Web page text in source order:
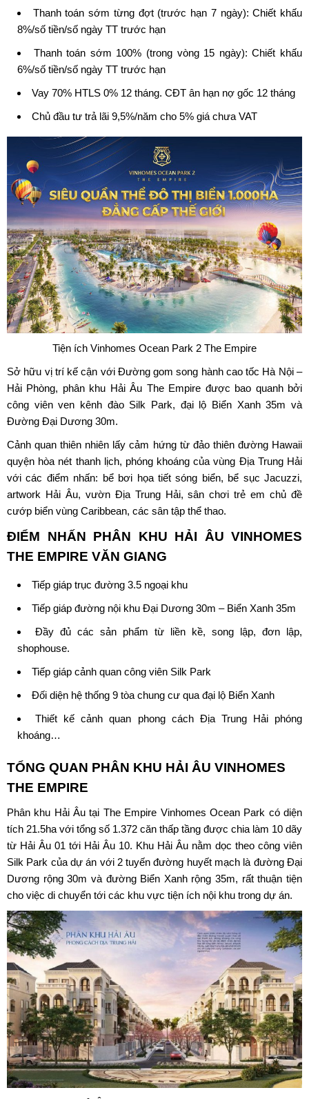
Thanh toán sớm từng đợt (trước hạn 7 ngày): Chiết khấu
8%/số tiền/số ngày TT trước hạn
Thanh toán sớm 100% (trong vòng 15 ngày): Chiết khấu
6%/số tiền/số ngày TT trước hạn
Vay 70% HTLS 0% 12 tháng. CĐT ân hạn nợ gốc 12 tháng
Chủ đầu tư trả lãi 9,5%/năm cho 5% giá chưa VAT
Tiện ích Vinhomes Ocean Park 2 The Empire
Sở hữu vị trí kế cận với Đường gom song hành cao tốc Hà Nội –
Hải Phòng, phân khu Hải Âu The Empire được bao quanh bởi
công viên ven kênh đào Silk Park, đại lộ Biển Xanh 35m và
Đường Đại Dương 30m.
Cảnh quan thiên nhiên lấy cảm hứng từ đảo thiên đường Hawaii
quyện hòa nét thanh lịch, phóng khoáng của vùng Địa Trung Hải
với các điểm nhấn: bể bơi họa tiết sóng biển, bể sục Jacuzzi,
artwork Hải Âu, vườn Địa Trung Hải, sân chơi trẻ em chủ đề
cướp biển vùng Caribbean, các sân tập thể thao.
ĐIỂM NHẤN PHÂN KHU HẢI ÂU VINHOMES
THE EMPIRE VĂN GIANG
Tiếp giáp trục đường 3.5 ngoại khu
Tiếp giáp đường nội khu Đại Dương 30m – Biển Xanh 35m
Đầy đủ các sản phẩm từ liền kề, song lập, đơn lập,
shophouse.
Tiếp giáp cảnh quan công viên Silk Park
Đối diện hệ thống 9 tòa chung cư qua đại lộ Biển Xanh
Thiết kế cảnh quan phong cách Địa Trung Hải phóng
khoáng…
TỔNG QUAN PHÂN KHU HẢI ÂU VINHOMES
THE EMPIRE
Phân khu Hải Âu tại The Empire Vinhomes Ocean Park có diện
tích 21.5ha với tổng số 1.372 căn thấp tầng được chia làm 10 dãy
từ Hải Âu 01 tới Hải Âu 10. Khu Hải Âu nằm dọc theo công viên
Silk Park của dự án với 2 tuyến đường huyết mạch là đường Đại
Dương rộng 30m và đường Biển Xanh rộng 35m, rất thuận tiện
cho việc di chuyển tới các khu vực tiện ích nội khu trong dự án.